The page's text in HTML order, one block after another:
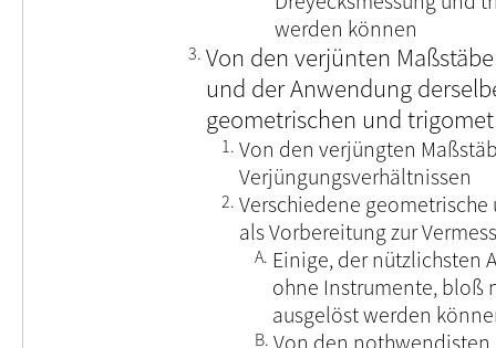
werden können
3. Von den verjünten
und der Anwendung
geometrischen und
1. Von den verjüngten
Verjüngungsverhältnissen
2. Verschiedene
als Vorbereitung zur
A. Einige, der nützlichsten
ohne Instrumente, bloß
ausgelöst werden
B. Von den nothwendisten